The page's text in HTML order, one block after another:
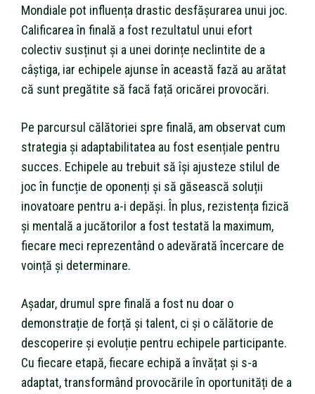
Mondiale pot influența drastic desfășurarea unui joc.
Calificarea în finală a fost rezultatul unui efort
colectiv susținut și a unei dorințe neclintite de a
câștiga, iar echipele ajunse în această fază au arătat
că sunt pregătite să facă față oricărei provocări.
Pe parcursul călătoriei spre finală, am observat cum
strategia și adaptabilitatea au fost esențiale pentru
succes. Echipele au trebuit să își ajusteze stilul de
joc în funcție de oponenți și să găsească soluții
inovatoare pentru a-i depăși. În plus, rezistența fizică
și mentală a jucătorilor a fost testată la maximum,
fiecare meci reprezentând o adevărată încercare de
voință și determinare.
Așadar, drumul spre finală a fost nu doar o
demonstrație de forță și talent, ci și o călătorie de
descoperire și evoluție pentru echipele participante.
Cu fiecare etapă, fiecare echipă a învățat și s-a
adaptat, transformând provocările în oportunități de a